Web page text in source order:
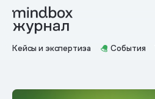
Кейсы и экспертиза События